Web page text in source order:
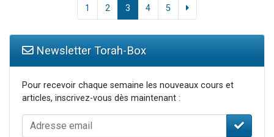
1 2 3 4 5
Newsletter Torah-Box
Pour recevoir chaque semaine les nouveaux cours et
articles, inscrivez-vous dès maintenant :